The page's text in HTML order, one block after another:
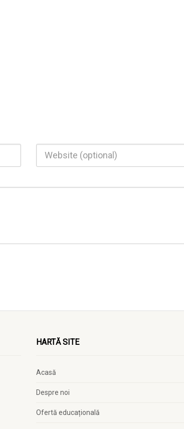
HARTĂ SITE
Acasă
Despre noi
Ofertă educațională